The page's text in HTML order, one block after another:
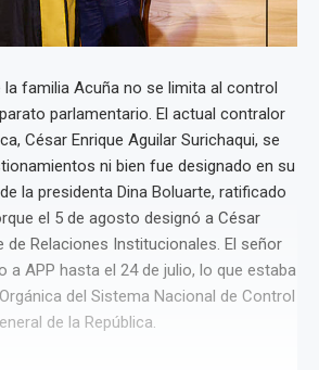
la familia Acuña no se limita al control
parlamentario. El actual contralor
César Enrique Aguilar Surichaqui, se
ni bien fue designado en su
la presidenta Dina Boluarte, ratificado
el 5 de agosto designó a César
Relaciones Institucionales. El señor
a APP hasta el 24 de julio, lo que estaba
del Sistema Nacional de Control
de la República.